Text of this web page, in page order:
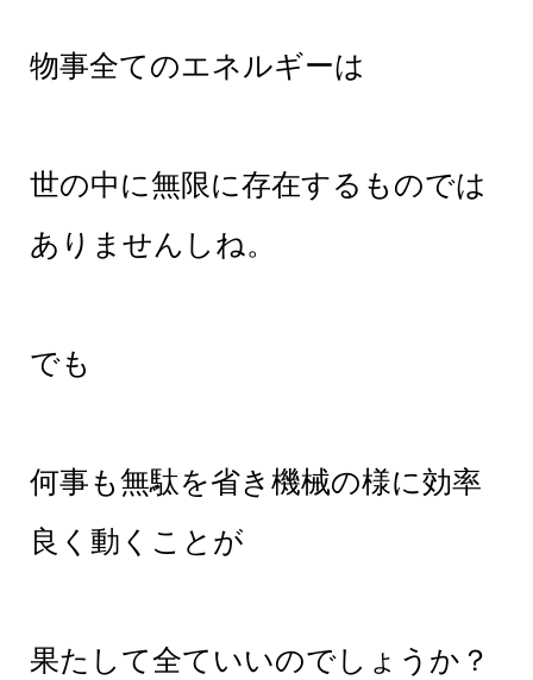
物事全てのエネルギーは
世の中に無限に存在するものでは
ありませんしね。
でも
何事も無駄を省き機械の様に効率
良く動くことが
果たして全ていいのでしょうか？